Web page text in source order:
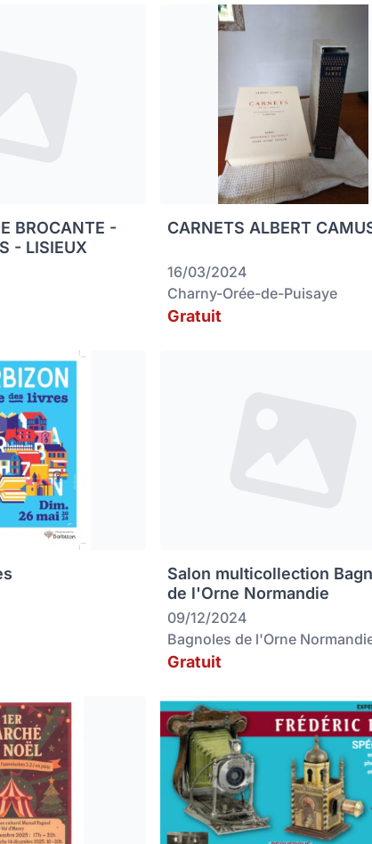
BROCANTE -
- LISIEUX
CARNETS ALBERT
16/03/2024
Charny-Orée-de-Puisaye
Gratuit
Salon multicollection
de l'Orne Normandie
09/12/2024
Bagnoles de l'Orne
Gratuit